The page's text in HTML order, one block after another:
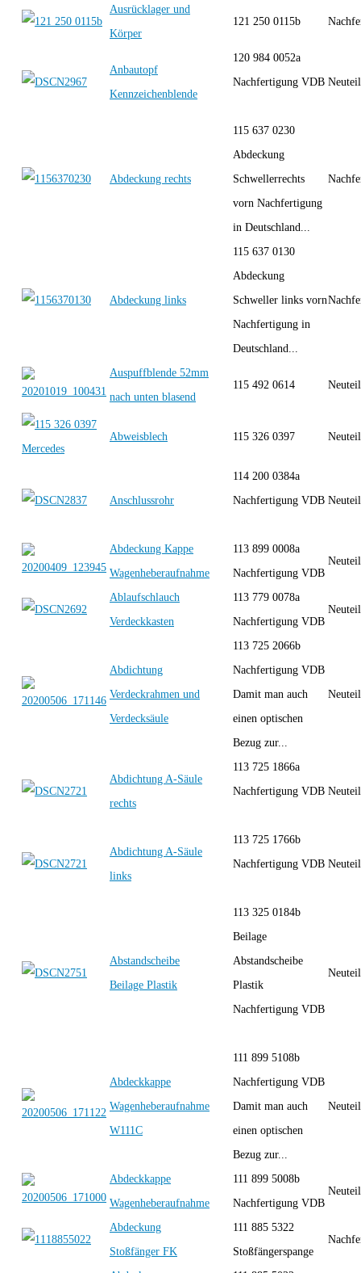
Ausrücklager und
Körper
121 250 0115b
Anbautopf
Kennzeichenblende
120 984 0052a
Nachfertigung VDB
Abdeckung rechts
115 637 0230
Abdeckung
Schwellerrechts
vorn Nachfertigung
in Deutschland...
Abdeckung links
115 637 0130
Abdeckung
Schweller links vorn
Nachfertigung in
Deutschland...
Auspuffblende 52mm
nach unten blasend
115 492 0614
Abweisblech 115 326 0397
Anschlussrohr
114 200 0384a
Nachfertigung VDB
Abdeckung Kappe
Wagenheberaufnahme
113 899 0008a
Nachfertigung VDB
Ablaufschlauch
Verdeckkasten
113 779 0078a
Nachfertigung VDB
Abdichtung
Verdeckrahmen und
Verdecksäule
113 725 2066b
Nachfertigung VDB
Damit man auch
einen optischen
Bezug zur...
Abdichtung A-Säule
rechts
113 725 1866a
Nachfertigung VDB
Abdichtung A-Säule
links
113 725 1766b
Nachfertigung VDB
Abstandscheibe
Beilage Plastik
113 325 0184b
Beilage
Abstandscheibe
Plastik
Nachfertigung VDB
Abdeckkappe
Wagenheberaufnahme
W111C
111 899 5108b
Nachfertigung VDB
Damit man auch
einen optischen
Bezug zur...
Abdeckkappe
Wagenheberaufnahme
111 899 5008b
Nachfertigung VDB
Abdeckung
Stoßfänger FK
111 885 5322
Stoßfängerspange